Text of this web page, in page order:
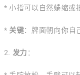
* 小指可以自然蜷缩或
* 关键：牌面朝向你自
2. 发力 ：